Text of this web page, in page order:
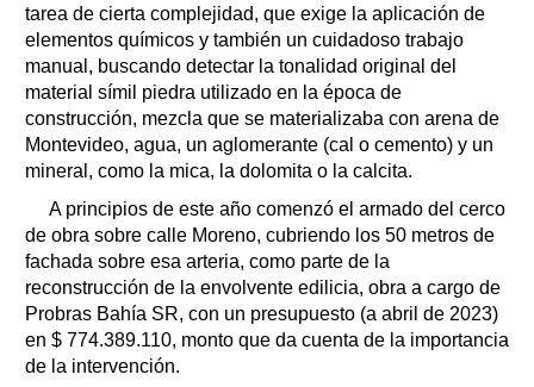
tarea de cierta complejidad, que exige la aplicación de
elementos químicos y también un cuidadoso trabajo
manual, buscando detectar la tonalidad original del
material símil piedra utilizado en la época de
construcción, mezcla que se materializaba con arena de
Montevideo, agua, un aglomerante (cal o cemento) y un
mineral, como la mica, la dolomita o la calcita.
A principios de este año comenzó el armado del cerco
de obra sobre calle Moreno, cubriendo los 50 metros de
fachada sobre esa arteria, como parte de la
reconstrucción de la envolvente edilicia, obra a cargo de
Probras Bahía SR, con un presupuesto (a abril de 2023)
en $ 774.389.110, monto que da cuenta de la importancia
de la intervención.